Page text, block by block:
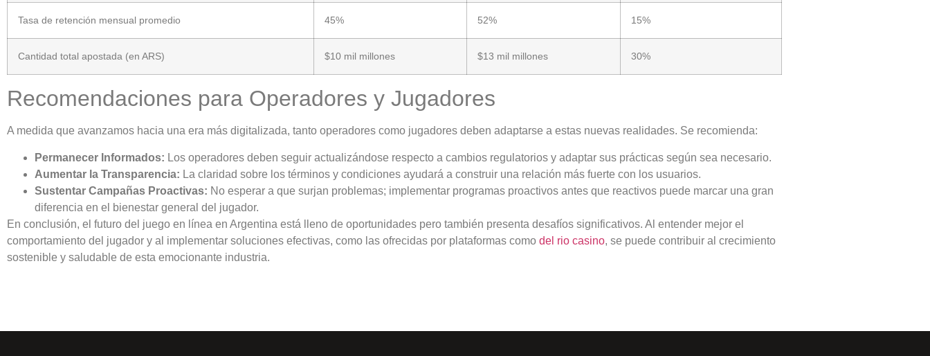
Tasa de retención mensual promedio 45% 52% 15%
Cantidad total apostada (en ARS) $10 mil millones $13 mil millones 30%
Recomendaciones para Operadores y Jugadores
A medida que avanzamos hacia una era más digitalizada, tanto operadores como jugadores deben adaptarse a estas nuevas realidades. Se recomienda:
Permanecer Informados: Los operadores deben seguir actualizándose respecto a cambios regulatorios y adaptar sus prácticas según sea necesario.
Aumentar la Transparencia: La claridad sobre los términos y condiciones ayudará a construir una relación más fuerte con los usuarios.
Sustentar Campañas Proactivas: No esperar a que surjan problemas; implementar programas proactivos antes que reactivos puede marcar una gran
diferencia en el bienestar general del jugador.
En conclusión, el futuro del juego en línea en Argentina está lleno de oportunidades pero también presenta desafíos significativos. Al entender mejor el
comportamiento del jugador y al implementar soluciones efectivas, como las ofrecidas por plataformas como del rio casino, se puede contribuir al crecimiento
sostenible y saludable de esta emocionante industria.